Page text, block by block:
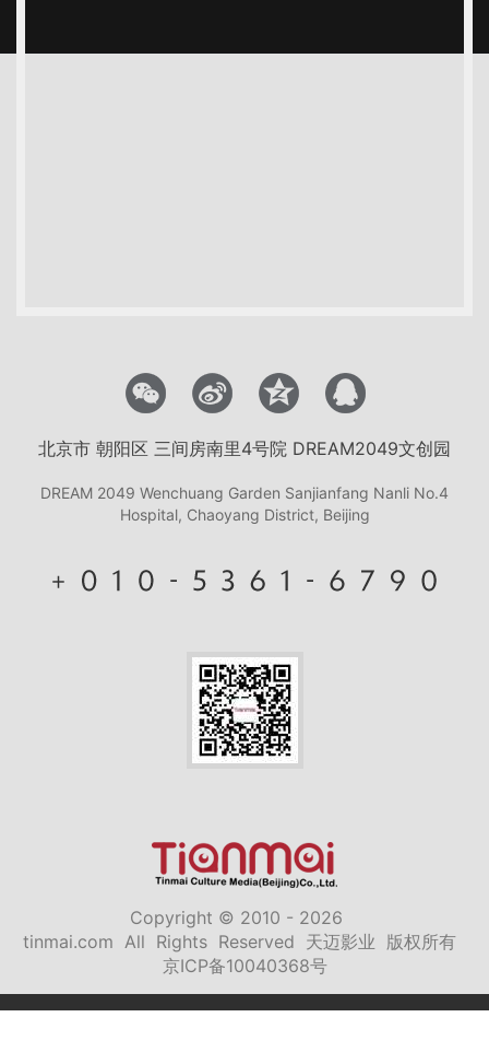
北京市 朝阳区 三间房南里4号院 DREAM2049文创园
DREAM 2049 Wenchuang Garden Sanjianfang Nanli No.4
Hospital, Chaoyang District, Beijing
Copyright © 2010 - 2026
tinmai.com All Rights Reserved 天迈影业 版权所有
京ICP备10040368号